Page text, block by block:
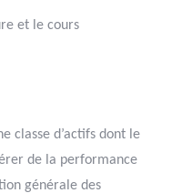
et le cours
classe d’actifs dont le
de la performance
générale des